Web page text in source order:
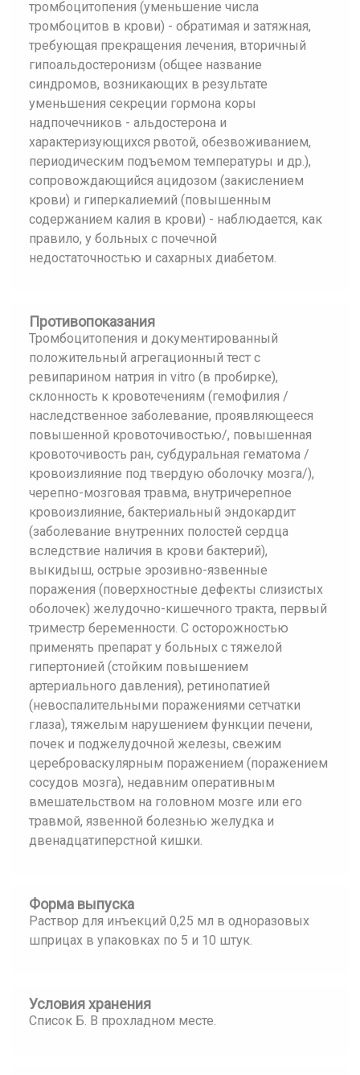
тромбоцитопения (уменьшение числа
тромбоцитов в крови) - обратимая и затяжная,
требующая прекращения лечения, вторичный
гипоальдостеронизм (общее название
синдромов, возникающих в результате
уменьшения секреции гормона коры
надпочечников - альдостерона и
характеризующихся рвотой, обезвоживанием,
периодическим подъемом температуры и др.),
сопровождающийся ацидозом (закислением
крови) и гиперкалиемий (повышенным
содержанием калия в крови) - наблюдается, как
правило, у больных с почечной
недостаточностью и сахарных диабетом.
Противопоказания
Тромбоцитопения и документированный
положительный агрегационный тест с
ревипарином натрия in vitro (в пробирке),
склонность к кровотечениям (гемофилия /
наследственное заболевание, проявляющееся
повышенной кровоточивостью/, повышенная
кровоточивость ран, субдуральная гематома /
кровоизлияние под твердую оболочку мозга/),
черепно-мозговая травма, внутричерепное
кровоизлияние, бактериальный эндокардит
(заболевание внутренних полостей сердца
вследствие наличия в крови бактерий),
выкидыш, острые эрозивно-язвенные
поражения (поверхностные дефекты слизистых
оболочек) желудочно-кишечного тракта, первый
триместр беременности. С осторожностью
применять препарат у больных с тяжелой
гипертонией (стойким повышением
артериального давления), ретинопатией
(невоспалительными поражениями сетчатки
глаза), тяжелым нарушением функции печени,
почек и поджелудочной железы, свежим
цереброваскулярным поражением (поражением
сосудов мозга), недавним оперативным
вмешательством на головном мозге или его
травмой, язвенной болезнью желудка и
двенадцатиперстной кишки.
Форма выпуска
Раствор для инъекций 0,25 мл в одноразовых
шприцах в упаковках по 5 и 10 штук.
Условия хранения
Список Б. В прохладном месте.